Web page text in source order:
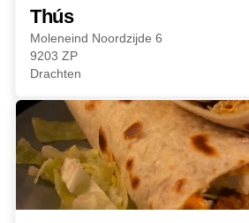
Thús
Moleneind Noordzijde 6
9203 ZP
Drachten